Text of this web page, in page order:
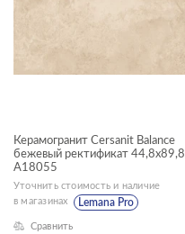
керамогранит
ЦВЕТ
ФОРМАТ ПЛИТКИ, СМ
45x90
Керамогранит Cersanit Balance
бежевый ректификат 44,8x89,8
A18055
Уточнить стоимость и наличие
в магазинах
Lemana Pro
Сравнить